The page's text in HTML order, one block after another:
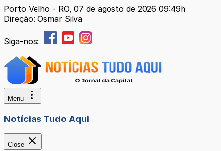
Porto Velho - RO, 07 de agosto de 2026 09:49h
Direção: Osmar Silva
Siga-nos:
Menu
Notícias Tudo Aqui
Close